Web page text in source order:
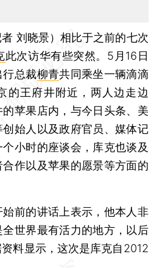
刘晓景） 相比于之前的七次
此次访华有些突然。5月16日
行总裁柳青共同乘坐一辆滴滴
的王府井附近，两人边走边
苹果店内，与今日头条、美
始人以及政府官员、媒体记
小时的座谈会，库克也谈及
作以及苹果的愿景等方面的
前的讲话上表示，他本人非
世界最有活力的地方，以后
料显示，这次是库克自2012